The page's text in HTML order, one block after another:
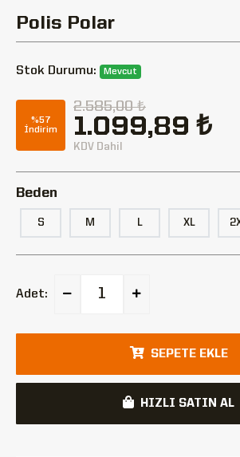
Polis Polar
Stok Durumu: Mevcut
%57
İndirim
2.585,00 ₺
1.099,89 ₺
KDV Dahil
Beden
S M L XL
Adet:
SEPETE EKLE
HIZLI SATIN AL